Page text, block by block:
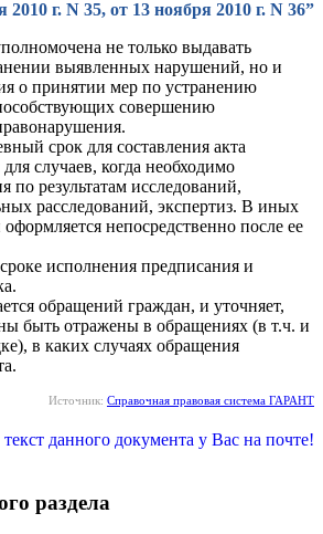
2010 г. N 35, от 13 ноября 2010 г. N 36”
не только выдавать
выявленных нарушений, но и
о принятии мер по устранению
совершению
срок для составления акта
случаев, когда необходимо
по результатам исследований,
расследований, экспертиз. В иных
непосредственно после ее
исполнения предписания и
обращений граждан, и уточняет,
быть отражены в обращениях (в т.ч. и
в каких случаях обращения
Источник: Справочная правовая система ГАРАНТ
раздела